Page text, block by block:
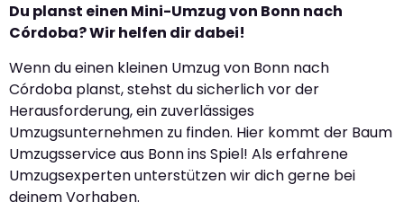
Du planst einen Mini-Umzug von Bonn nach
Córdoba? Wir helfen dir dabei!
Wenn du einen kleinen Umzug von Bonn nach
Córdoba planst, stehst du sicherlich vor der
Herausforderung, ein zuverlässiges
Umzugsunternehmen zu finden. Hier kommt der Baum
Umzugsservice aus Bonn ins Spiel! Als erfahrene
Umzugsexperten unterstützen wir dich gerne bei
deinem Vorhaben.